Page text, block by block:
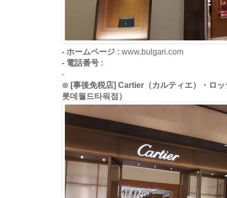
- ホームページ : www.bulgari.com
- 電話番号 :
-
⊙ [事後免税店] Cartier（カルティエ）・ロ
롯데월드타워점）